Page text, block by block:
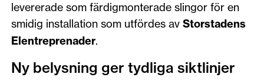
levererade som färdigmonterade slingor för en
smidig installation som utfördes avStorstadens
Elentreprenader.
Ny belysning ger tydliga siktlinjer